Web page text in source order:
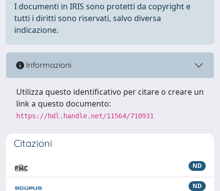
I documenti in IRIS sono protetti da copyright e
tutti i diritti sono riservati, salvo diversa
indicazione.
Informazioni
Utilizza questo identificativo per citare o creare un
link a questo documento:
https://hdl.handle.net/11564/710931
Citazioni
ND
ND